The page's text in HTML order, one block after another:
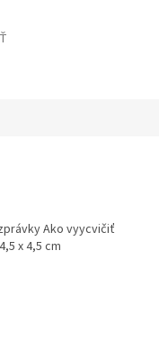
Ako vyycvičiť
x 4,5 cm